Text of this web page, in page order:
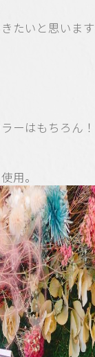
たいと思いま
ーはもちろん！
用。